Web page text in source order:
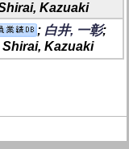
Kazuaki
; 白井, 一彰;
Kazuaki